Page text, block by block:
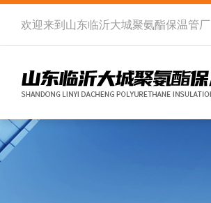
欢迎来到 山东临沂大城聚氨酯保温管厂